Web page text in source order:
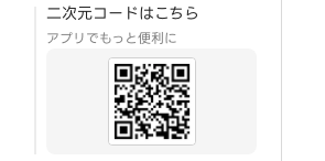
二次元コードはこちら
アプリでもっと便利に